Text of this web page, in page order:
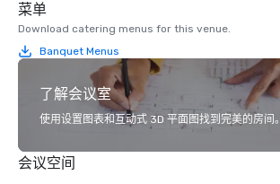
菜单
Download catering menus for this venue.
Banquet Menus
了解会议室
使用设置图表和互动式 3D 平面图找到完美的房间。
会议空间